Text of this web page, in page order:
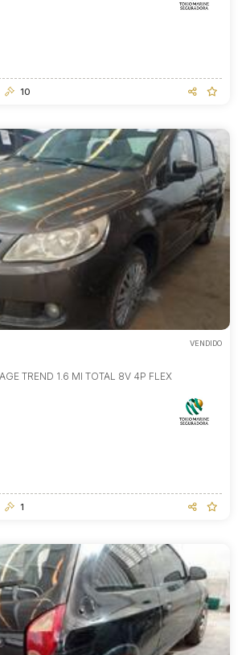
10
VENDIDO
TREND 1.6 MI TOTAL 8V 4P FLEX
1